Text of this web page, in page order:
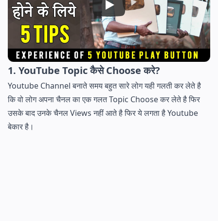
1. YouTube Topic कैसे Choose करे?
Youtube Channel बनाते समय बहुत सारे लोग यही गलती कर लेते है
कि वो लोग अपना चैनल का एक गलत Topic Choose कर लेते है फिर
उसके बाद उनके चैनल Views नहीं आते है फिर ये लगता है Youtube
बेकार है।